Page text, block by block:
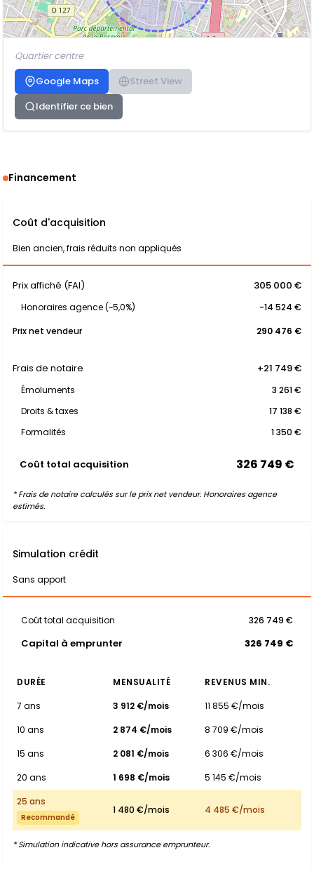
Quartier centre
Google Maps
Street View
Identifier ce bien
Financement
Coût d'acquisition
Bien ancien, frais réduits non appliqués
Prix affiché (FAI) 305 000 €
Honoraires agence (~5,0%)
-14 524 €
Prix net vendeur
290 476 €
Frais de notaire +21 749 €
Émoluments
3 261 €
Droits & taxes
17 138 €
Formalités
1 350 €
Coût total acquisition 326 749 €
* Frais de notaire calculés sur le prix net vendeur. Honoraires agence
estimés.
Simulation crédit
Sans apport
Coût total acquisition 326 749 €
Capital à emprunter 326 749 €
DURÉE MENSUALITÉ
REVENUS MIN.
7 ans
3 912 €/mois
11 855 €/mois
10 ans
2 874 €/mois
8 709 €/mois
15 ans
2 081 €/mois
6 306 €/mois
20 ans
1 698 €/mois
5 145 €/mois
25 ans
Recommandé
1 480 €/mois 4 485 €/mois
* Simulation indicative hors assurance emprunteur.